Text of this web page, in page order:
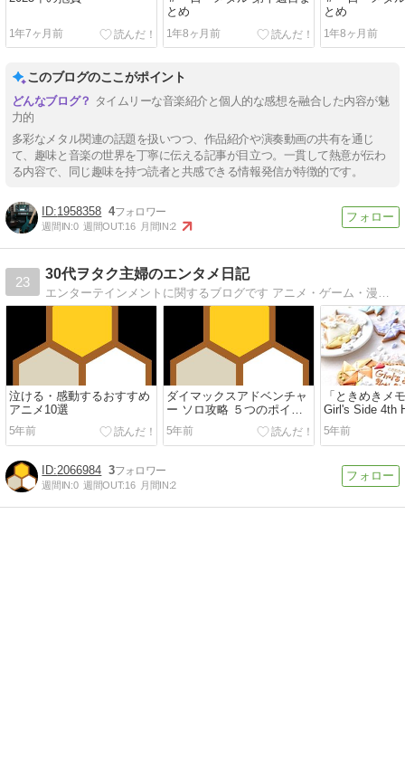
1年7ヶ月前
とめ
1年8ヶ月前
とめ
1年8ヶ月前
このブログのここがポイント
タイムリーな音楽紹介と個人的な感想を融合した内容が魅
力的
多彩なメタル関連の話題を扱いつつ、作品紹介や演奏動画の共有を通じ
て、趣味と音楽の世界を丁寧に伝える記事が目立つ。一貫して熱意が伝わ
る内容で、同じ趣味を持つ読者と共感できる情報発信が特徴的です。
1958358 4
週間IN:0 週間OUT:16 月間IN:2
23
30代ヲタク主婦のエンタメ日記
泣ける・感動するおすすめ
アニメ10選
5年前
ダイマックスアドベンチャ
ー ソロ攻略 ５つのポイン
ト
5年前
「ときめきメ
Girl's Side 4th
決定｜ニンテ
5年前
2066984 3
週間IN:0 週間OUT:16 月間IN:2